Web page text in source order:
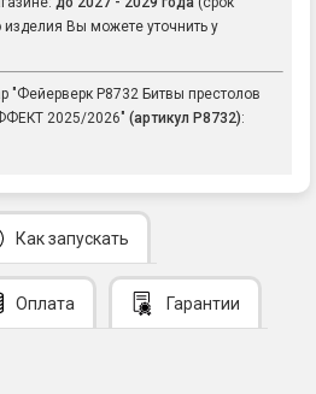
изделия Вы можете уточнить у
"Фейерверк Р8732 Битвы престолов
2025/2026" (артикул Р8732):
Как запускать
Оплата Гарантии